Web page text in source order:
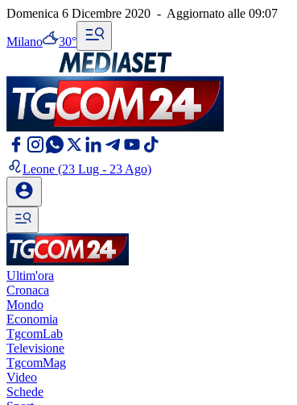
Domenica 6 Dicembre 2020 - Aggiornato alle 09:07
Milano 30°
Leone (23 Lug - 23 Ago)
Ultim'ora
Cronaca
Mondo
Economia
TgcomLab
Televisione
TgcomMag
Video
Schede